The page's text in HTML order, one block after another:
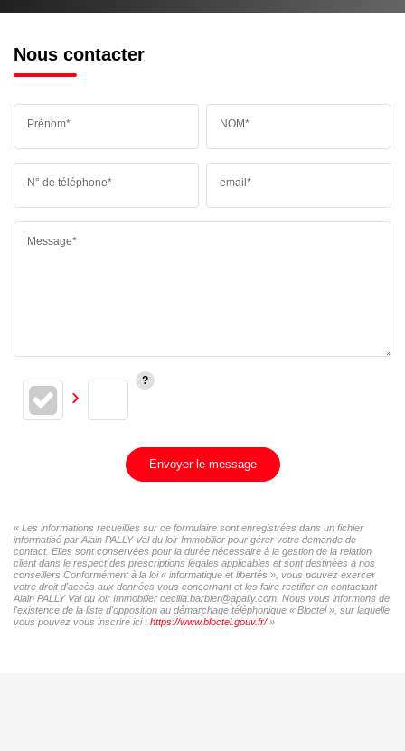
Nous contacter
Prénom* NOM*
N° de téléphone* email*
Message*
Envoyer le message
« Les informations recueillies sur ce formulaire sont enregistrées dans un fichier
informatisé par Alain PALLY Val du loir Immobilier pour gérer votre demande de
contact. Elles sont conservées pour la durée nécessaire à la gestion de la relation
client dans le respect des prescriptions légales applicables et sont destinées à nos
conseillers Conformément à la loi « informatique et libertés », vous pouvez exercer
votre droit d'accès aux données vous concernant et les faire rectifier en contactant
Alain PALLY Val du loir Immobilier cecilia.barbier@apally.com. Nous vous informons de
l'existence de la liste d'opposition au démarchage téléphonique « Bloctel », sur laquelle
vous pouvez vous inscrire ici : https://www.bloctel.gouv.fr/»